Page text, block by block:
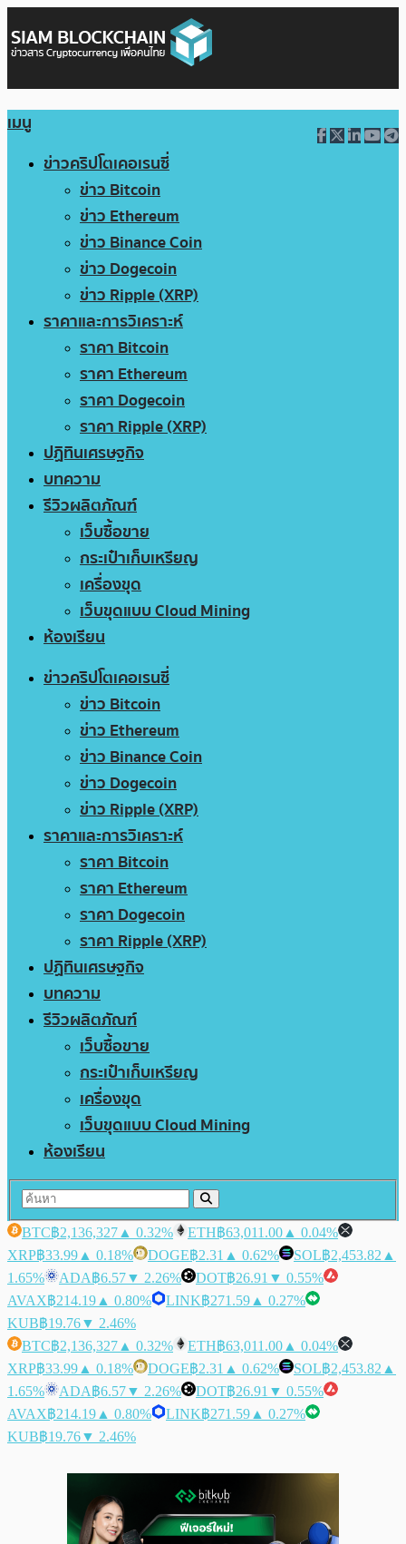
เมนู
ข่าวคริปโตเคอเรนซี่
ข่าว Bitcoin
ข่าว Ethereum
ข่าว Binance Coin
ข่าว Dogecoin
ข่าว Ripple (XRP)
ราคาและการวิเคราะห์
ราคา Bitcoin
ราคา Ethereum
ราคา Dogecoin
ราคา Ripple (XRP)
ปฏิทินเศรษฐกิจ
บทความ
รีวิวผลิตภัณฑ์
เว็บซื้อขาย
กระเป๋าเก็บเหรียญ
เครื่องขุด
เว็บขุดแบบ Cloud Mining
ห้องเรียน
ข่าวคริปโตเคอเรนซี่
ข่าว Bitcoin
ข่าว Ethereum
ข่าว Binance Coin
ข่าว Dogecoin
ข่าว Ripple (XRP)
ราคาและการวิเคราะห์
ราคา Bitcoin
ราคา Ethereum
ราคา Dogecoin
ราคา Ripple (XRP)
ปฏิทินเศรษฐกิจ
บทความ
รีวิวผลิตภัณฑ์
เว็บซื้อขาย
กระเป๋าเก็บเหรียญ
เครื่องขุด
เว็บขุดแบบ Cloud Mining
ห้องเรียน
BTC฿2,136,327 ▲ 0.32% ETH฿63,011.00 ▲ 0.04%
XRP฿33.99 ▲ 0.18% DOGE฿2.31 ▲ 0.62% SOL฿2,453.82 ▲
1.65%
ADA฿6.57▼ 2.26% DOT฿26.91 ▼ 0.55%
AVAX฿214.19 ▲ 0.80% LINK฿271.59 ▲ 0.27%
KUB฿19.76▼ 2.46%
BTC฿2,136,327 ▲ 0.32% ETH฿63,011.00 ▲ 0.04%
XRP฿33.99 ▲ 0.18% DOGE฿2.31 ▲ 0.62% SOL฿2,453.82 ▲
1.65%
ADA฿6.57▼ 2.26% DOT฿26.91 ▼ 0.55%
AVAX฿214.19 ▲ 0.80% LINK฿271.59 ▲ 0.27%
KUB฿19.76▼ 2.46%